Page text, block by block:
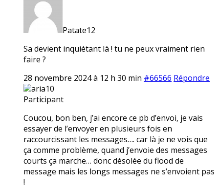
Patate12
Sa devient inquiétant là ! tu ne peux vraiment rien
faire ?
28 novembre 2024 à 12 h 30 min #66566 Répondre
aria10
Participant
Coucou, bon ben, j’ai encore ce pb d’envoi, je vais
essayer de l’envoyer en plusieurs fois en
raccourcissant les messages…. car là je ne vois que
ça comme problème, quand j’envoie des messages
courts ça marche… donc désolée du flood de
message mais les longs messages ne s’envoient pas
!